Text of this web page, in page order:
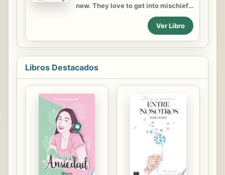
new. They love to get into mischief
wherever they go. It s one way to
have fun and learn while playing, so
there is nothing to be shocked
about. Let s play with them and
create innocent mischief with this
wonderful compilation."
Ver Libro
Libros Destacados